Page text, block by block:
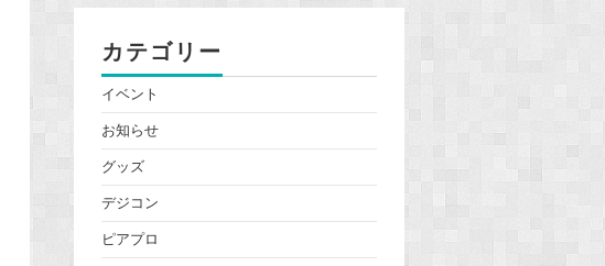
カテゴリー
イベント
お知らせ
グッズ
デジコン
ピアプロ